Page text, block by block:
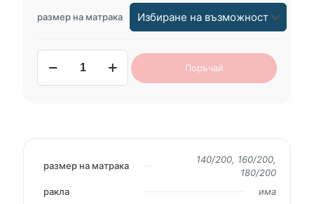
размер на матрака
Поръчай
размер на матрака
140/200, 160/200,
180/200
ракла
има